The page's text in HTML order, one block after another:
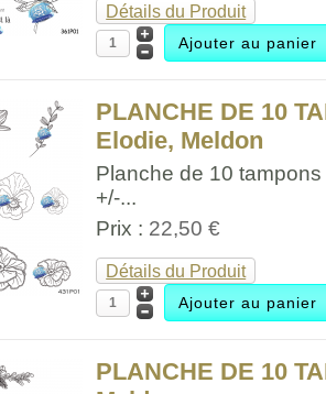
Détails du Produit
PLANCHE DE 10
Elodie, Meldon
Planche de 10
+/-...
Prix : 22,50 €
Détails du Produit
PLANCHE DE 10